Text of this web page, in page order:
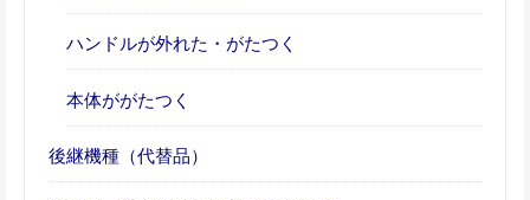
ハンドルが外れた・がたつく
本体ががたつく
後継機種（代替品）